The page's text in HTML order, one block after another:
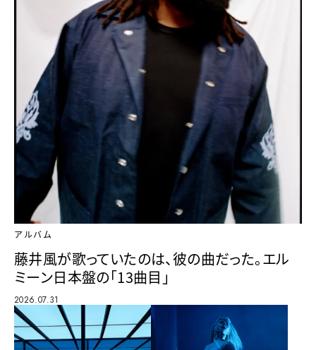
アルバム
藤井風が歌っていたのは、彼の曲だった。エル
ミーン日本盤の「13曲目」
2026.07.31